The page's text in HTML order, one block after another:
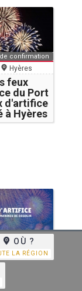
OÙ ?
LA RÉGION
confirmation
Hyères
feux
du Port
d'artifice
à Hyères
confirmé
Cogolin